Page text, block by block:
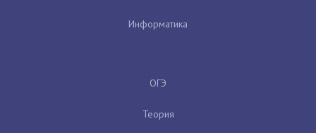
Информатика
ОГЭ
Теория